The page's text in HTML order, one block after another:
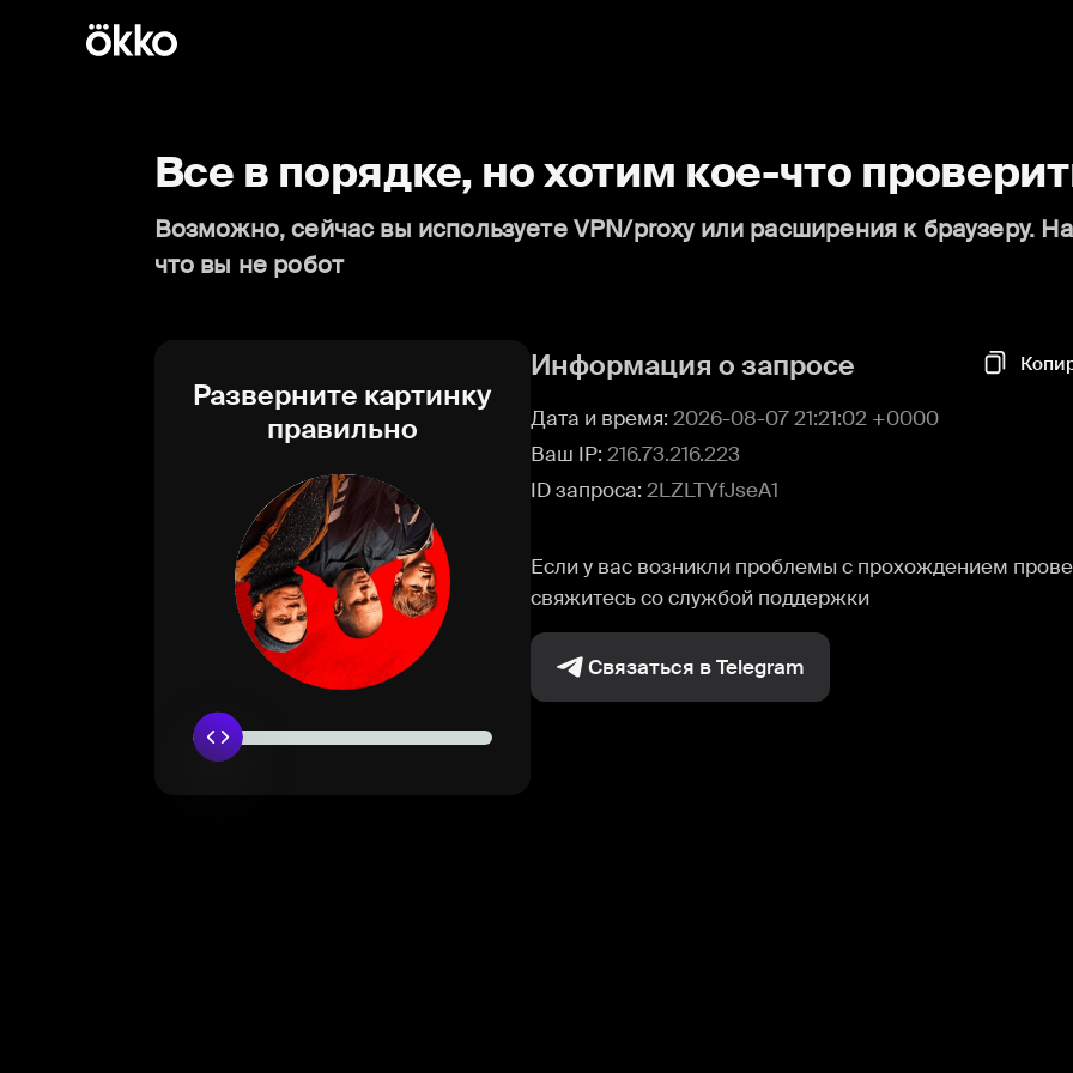
Все в порядке, но хотим кое-что
Возможно, сейчас вы используете VPN/proxy или расширения к браузеру.
что вы не робот
Разверните картинку
правильно
Информация о запросе
Дата и время: 2026-08-07 21:21:02 +0000
Ваш IP: 216.73.216.223
ID запроса: 2LZLTYfJseA1
Если у вас возникли проблемы с прохождением
свяжитесь со службой поддержки
Связаться в Telegram